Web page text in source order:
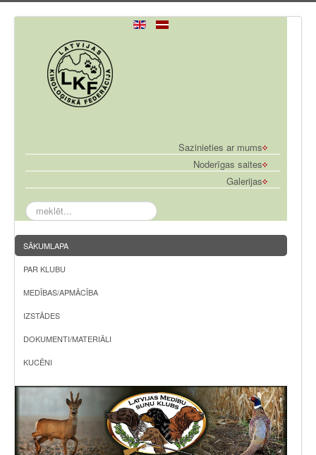
Sazinieties ar mums
Noderīgas saites
Galerijas
meklēt...
SĀKUMLAPA
PAR KLUBU
MEDĪBAS/APMĀCĪBA
IZSTĀDES
DOKUMENTI/MATERIĀLI
KUCĒNI